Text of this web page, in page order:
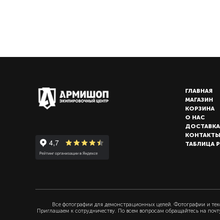
ГЛАВНАЯ
МАГАЗИН
КОРЗИНА
О НАС
ДОСТАВКА
КОНТАКТЫ
ТАБЛИЦА
Все фотографии для демонстрационных целей. Фотографии и
Приглашаем к сотрудничеству. По всем вопросам обращайтесь на